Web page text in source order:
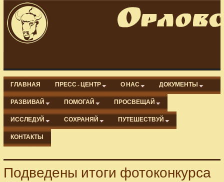
ГЛАВНАЯ ПРЕСС - ЦЕНТР О НАС ДОКУМЕНТЫ
РАЗВИВАЙ ПОМОГАЙ ПРОСВЕЩАЙ
ИССЛЕДУЙ СОХРАНЯЙ ПУТЕШЕСТВУЙ
КОНТАКТЫ
Подведены итоги фотоконкурса